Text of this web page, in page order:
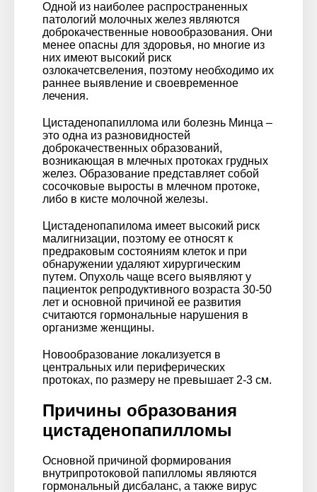
Одной из наиболее распространенных
патологий молочных желез являются
доброкачественные новообразования. Они
менее опасны для здоровья, но многие из
них имеют высокий риск
озлокачетсвеления, поэтому необходимо их
раннее выявление и своевременное
лечения.
Цистаденопапиллома или болезнь Минца –
это одна из разновидностей
доброкачественных образований,
возникающая в млечных протоках грудных
желез. Образование представляет собой
сосочковые выросты в млечном протоке,
либо в кисте молочной железы.
Цистаденопапилома имеет высокий риск
малигнизации, поэтому ее относят к
предраковым состояниям клеток и при
обнаружении удаляют хирургическим
путем. Опухоль чаще всего выявляют у
пациенток репродуктивного возраста 30-50
лет и основной причиной ее развития
считаются гормональные нарушения в
организме женщины.
Новообразование локализуется в
центральных или периферических
протоках, по размеру не превышает 2-3 см.
Причины образования
цистаденопапилломы
Основной причиной формирования
внутрипротоковой папилломы являются
гормональный дисбаланс, а также вирус